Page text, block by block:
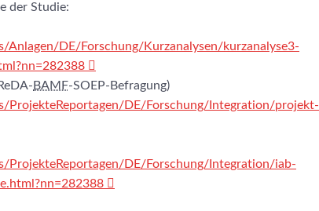
der Studie:
DE/Forschung/Kurzanalysen/kurzanalyse3-
BAMF-SOEP-Befragung)
ProjekteReportagen/DE/Forschung/Integration/projekt-
ProjekteReportagen/DE/Forschung/Integration/iab-